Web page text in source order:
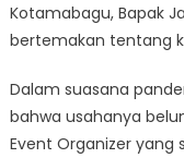
Kotamabagu, Bapak
bertemakan tentang
Dalam suasana
bahwa usahanya
Event Organizer